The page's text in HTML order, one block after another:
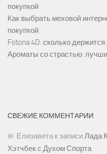
покупкой
Как выбрать меховой
покупкой
Fotona 4D: сколько держится
Ароматы со страстью:
СВЕЖИЕ КОММЕНТАРИИ
Елизаветак записиЛада
Хэтчбек с Духом Спорта